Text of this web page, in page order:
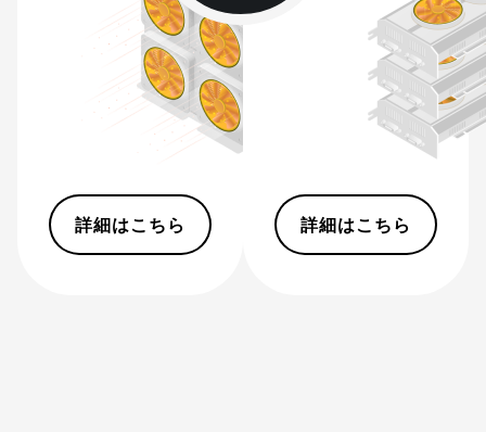
Immersion (300Th)
BITMAIN AntMiner S21 XP+
Hyd (500Th)
BITMAIN AntMiner S21+
(319Th)
BITMAIN AntMiner S21e XP
詳細はこちら 詳細はこちら